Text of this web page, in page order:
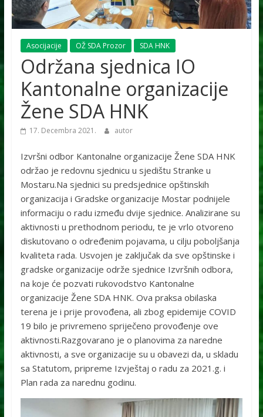
Asocijacije OŽ SDA Prozor SDA HNK
Održana sjednica IO
Kantonalne organizacije
Žene SDA HNK
17. Decembra 2021. autor
Izvršni odbor Kantonalne organizacije Žene SDA HNK
održao je redovnu sjednicu u sjedištu Stranke u
Mostaru.Na sjednici su predsjednice opštinskih
organizacija i Gradske organizacije Mostar podnijele
informaciju o radu između dvije sjednice. Analizirane su
aktivnosti u prethodnom periodu, te je vrlo otvoreno
diskutovano o određenim pojavama, u cilju poboljšanja
kvaliteta rada. Usvojen je zaključak da sve opštinske i
gradske organizacije održe sjednice Izvršnih odbora,
na koje će pozvati rukovodstvo Kantonalne
organizacije Žene SDA HNK. Ova praksa obilaska
terena je i prije provođena, ali zbog epidemije COVID
19 bilo je privremeno spriječeno provođenje ove
aktivnosti.Razgovarano je o planovima za naredne
aktivnosti, a sve organizacije su u obavezi da, u skladu
sa Statutom, pripreme Izvještaj o radu za 2021.g. i
Plan rada za narednu godinu.